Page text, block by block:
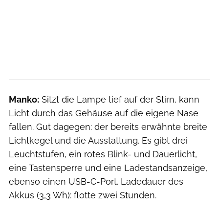
Manko: Sitzt die Lampe tief auf der Stirn, kann
Licht durch das Gehäuse auf die eigene Nase
fallen. Gut dagegen: der bereits erwähnte breite
Lichtkegel und die Ausstattung. Es gibt drei
Leuchtstufen, ein rotes Blink- und Dauerlicht,
eine Tastensperre und eine Ladestandsanzeige,
ebenso einen USB-C-Port. Ladedauer des
Akkus (3,3 Wh): flotte zwei Stunden.